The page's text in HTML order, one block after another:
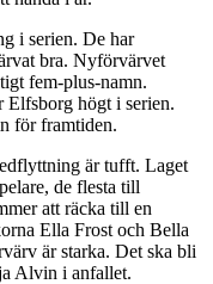
i serien. De har
bra. Nyförvärvet
fem-plus-namn.
Elfsborg högt i serien.
för framtiden.
är tufft. Laget
de flesta till
att räcka till en
Ella Frost och Bella
är starka. Det ska bli
Alvin i anfallet.